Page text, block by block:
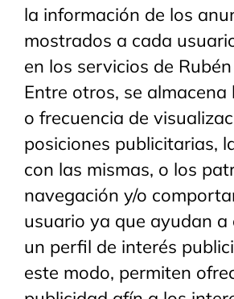
la información de los
mostrados a cada
en los servicios de
Entre otros, se almacena
o frecuencia de
posiciones publicitarias,
con las mismas, o los
navegación y/o
usuario ya que ayudan
un perfil de interés
este modo, permiten